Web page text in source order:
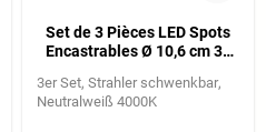
Set de 3 Pièces LED Spots
Encastrables Ø 10,6 cm 3x
3er Set Strahler schwenkbar
Neutralweiß 4000K